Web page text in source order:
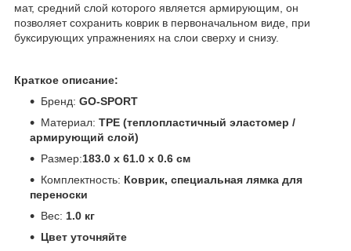
мат, средний слой которого является армирующим, он
позволяет сохранить коврик в первоначальном виде, при
буксирующих упражнениях на слои сверху и снизу.
Краткое описание:
Бренд: GO-SPORT
Материал: TPE (теплопластичный эластомер /
армирующий слой)
Размер:183.0 х 61.0 х 0.6 см
Комплектность: Коврик, специальная лямка для
переноски
Вес: 1.0 кг
Цвет уточняйте